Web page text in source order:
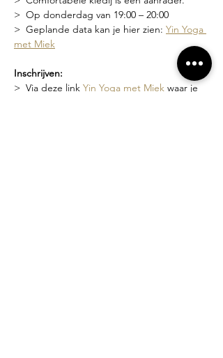
>  Op donderdag van 19:00 – 20:00
>  Geplande data kan je hier zien: Yin Yoga
met Miek
Inschrijven:
>  Via deze link Yin Yoga met Miek waar je